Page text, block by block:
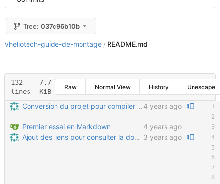
Tree:037c96b10b
vheliotech-guide-de-montage / README.md
132
lines
7.7
KiB
Raw Normal View History Unescape
Conversion du projet pour compiler avec Sphinx (sans readthedocs) 4 years ago
Premier essai en Markdown
4 years ago
Ajout des liens pour consulter la documentation 3 years ago